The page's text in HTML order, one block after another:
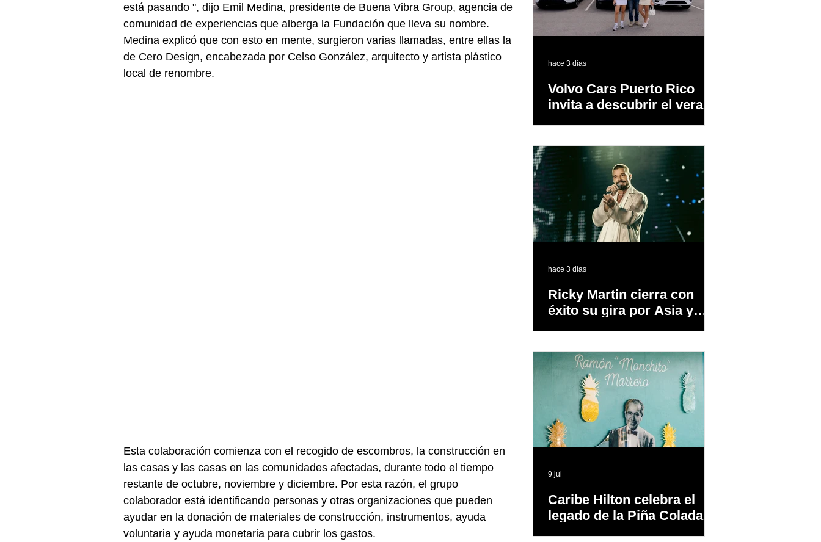
está pasando ", dijo Emil Medina, presidente de Buena Vibra Group, agencia de
comunidad de experiencias que alberga la Fundación que lleva su nombre.
Medina explicó que con esto en mente, surgieron varias llamadas, entre ellas la
de Cero Design, encabezada por Celso González, arquitecto y artista plástico
local de renombre.
Esta colaboración comienza con el recogido de escombros, la construcción en
las casas y las casas en las comunidades afectadas, durante todo el tiempo
restante de octubre, noviembre y diciembre. Por esta razón, el grupo
colaborador está identificando personas y otras organizaciones que pueden
ayudar en la donación de materiales de construcción, instrumentos, ayuda
voluntaria y ayuda monetaria para cubrir los gastos.
Volvo Cars Puerto Rico
invita a descubrir el verano
hace 3 días
Ricky Martin cierra con
éxito su gira por Asia y
hace 3 días
Caribe Hilton celebra el
legado de la Piña Colada,
9 jul